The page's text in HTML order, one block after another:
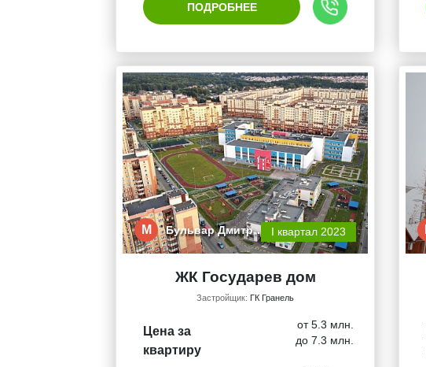
ПОДРОБНЕЕ
М Бульвар Дмитр… I квартал 2023
ЖК Государев дом
Застройщик: ГК Гранель
Цена за
квартиру
от 5.3 млн.
до 7.3 млн.